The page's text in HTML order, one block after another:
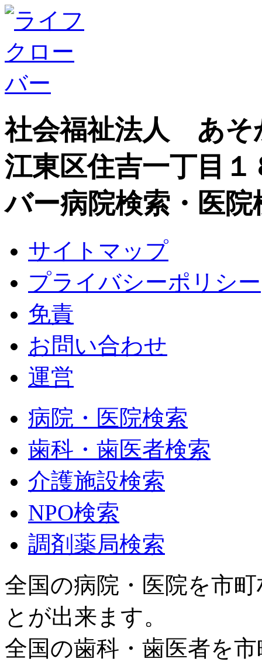
社会福祉法人 あ
江東区住吉一丁目
バー病院検索・医院
サイトマップ
プライバシーポリシー
免責
お問い合わせ
運営
病院・医院検索
歯科・歯医者検索
介護施設検索
NPO検索
調剤薬局検索
全国の病院・医院を市
とが出来ます。
全国の歯科・歯医者を